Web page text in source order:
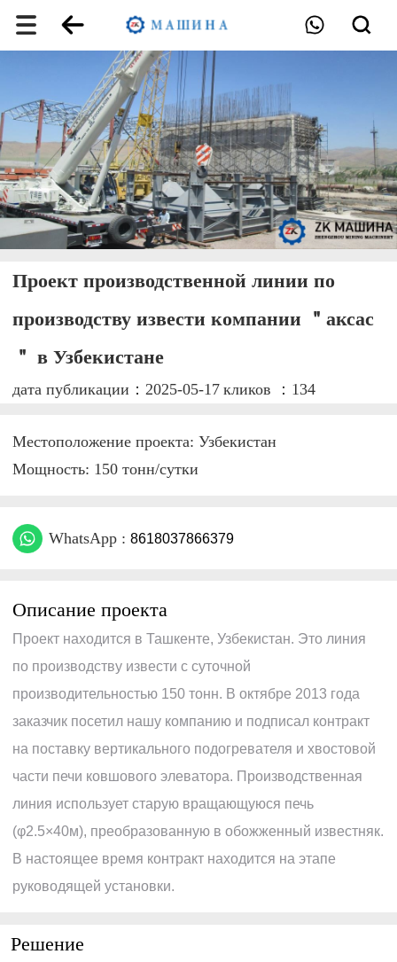
Проект производственной линии по
производству извести компании ＂аксас
＂ в Узбекистане
дата публикации：2025-05-17 кликов ：134
Местоположение проекта: Узбекистан
Мощность: 150 тонн/сутки
WhatsApp : 8618037866379
Описание проекта
Проект находится в Ташкенте, Узбекистан. Это линия
по производству извести с суточной
производительностью 150 тонн. В октябре 2013 года
заказчик посетил нашу компанию и подписал контракт
на поставку вертикального подогревателя и хвостовой
части печи ковшового элеватора. Производственная
линия использует старую вращающуюся печь
(φ2.5×40м), преобразованную в обожженный известняк.
В настоящее время контракт находится на этапе
руководящей установки.
Решение